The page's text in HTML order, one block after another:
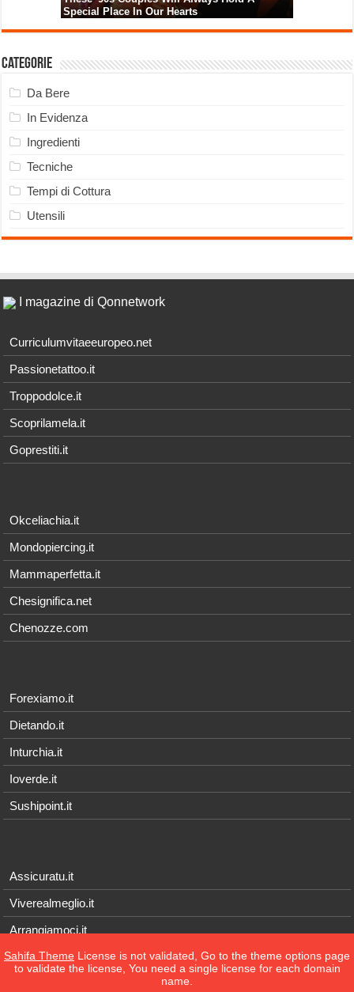
Categorie
Da Bere
In Evidenza
Ingredienti
Tecniche
Tempi di Cottura
Utensili
I magazine di Qonnetwork
Curriculumvitaeeuropeo.net
Passionetattoo.it
Troppodolce.it
Scoprilamela.it
Goprestiti.it
Okceliachia.it
Mondopiercing.it
Mammaperfetta.it
Chesignifica.net
Chenozze.com
Forexiamo.it
Dietando.it
Inturchia.it
Ioverde.it
Sushipoint.it
Assicuratu.it
Viverealmeglio.it
Arrangiamoci.it
Tecnichef.it
Sahifa Theme License is not validated, Go to the theme options page
to validate the license, You need a single license for each domain
name.